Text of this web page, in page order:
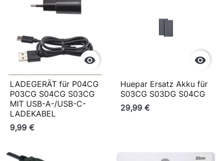

LADEGERÄT für P04CG
P03CG S04CG S03CG
MIT USB-A-/USB-C-
LADEKABEL
9,99 €

Huepar Ersatz Akku für
S03CG S03DG S04CG
29,99 €